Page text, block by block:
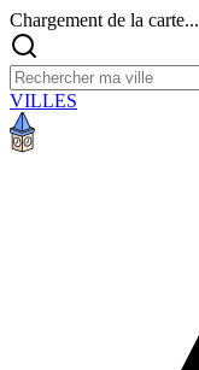
Chargement de la carte...
VILLES